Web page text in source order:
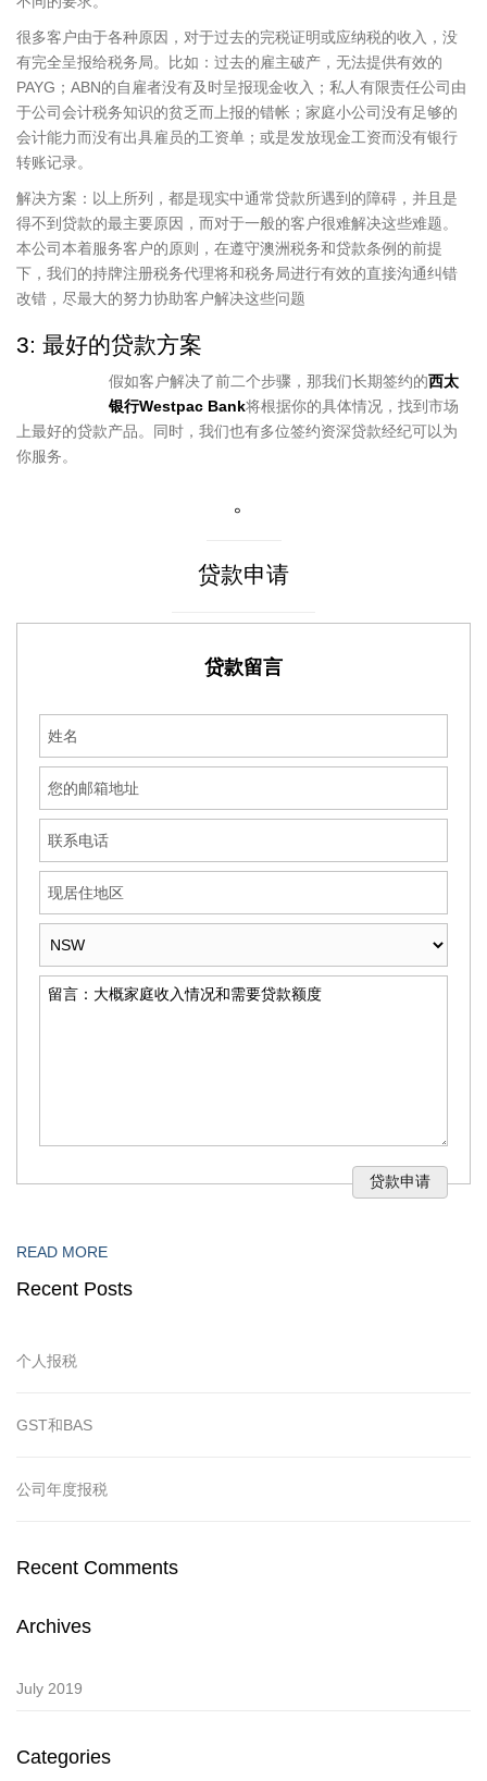
很多客户由于各种原因，对于过去的完税证明或应纳税的收入，没
有完全呈报给税务局。比如：过去的雇主破产，无法提供有效的
PAYG；ABN的自雇者没有及时呈报现金收入；私人有限责任公司由
于公司会计税务知识的贫乏而上报的错帐；家庭小公司没有足够的
会计能力而没有出具雇员的工资单；或是发放现金工资而没有银行
转账记录。
解决方案：以上所列，都是现实中通常贷款所遇到的障碍，并且是
得不到贷款的最主要原因，而对于一般的客户很难解决这些难题。
本公司本着服务客户的原则，在遵守澳洲税务和贷款条例的前提
下，我们的持牌注册税务代理将和税务局进行有效的直接沟通纠错
改错，尽最大的努力协助客户解决这些问题
3: 最好的贷款方案
假如客户解决了前二个步骤，那我们长期签约的西太
银行Westpac Bank将根据你的具体情况，找到市场
上最好的贷款产品。同时，我们也有多位签约资深贷款经纪可以为
你服务。
。
贷款申请
贷款留言
READ MORE
Recent Posts
个人报税
GST和BAS
公司年度报税
Recent Comments
Archives
July 2019
Categories